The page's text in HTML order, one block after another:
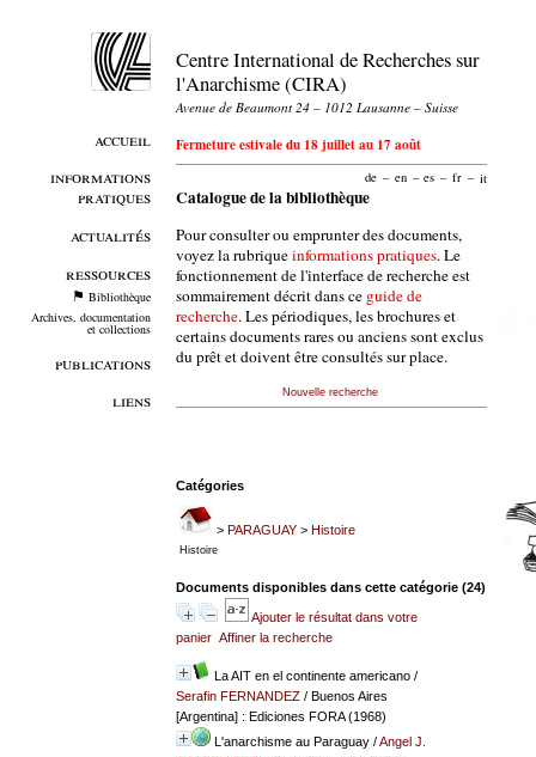
accueil
informations
pratiques
actualités
ressources
Bibliothèque
Archives, documentation
et collections
publications
liens
Centre International de Recherches sur
l'Anarchisme (CIRA)
Avenue de Beaumont 24 – 1012 Lausanne – Suisse
Fermeture estivale du 18 juillet au 17 août
de – en – es – fr – it
Catalogue de la bibliothèque
Pour consulter ou emprunter des documents,
voyez la rubriqueinformations pratiques. Le
fonctionnement de l'interface de recherche est
sommairement décrit dans ce guide de
recherche. Les périodiques, les brochures et
certains documents rares ou anciens sont exclus
du prêt et doivent être consultés sur place.
Nouvelle recherche
Catégories
> PARAGUAY> Histoire
Histoire
Documents disponibles dans cette catégorie (24)
Ajouter le résultat dans votre
panier Affiner la recherche
La AIT en el continente americano/
Serafin FERNANDEZ/ Buenos Aires
[Argentina] : Ediciones FORA (1968)
L'anarchisme au Paraguay/Angel J.